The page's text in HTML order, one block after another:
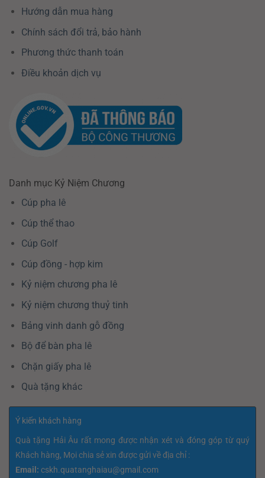
Hướng dẫn mua hàng
Chính sách đổi trả, bảo hành
Phương thức thanh toán
Điều khoản dịch vụ
Danh mục Kỷ Niệm Chương
Cúp pha lê
Cúp thể thao
Cúp Golf
Cúp đồng - hợp kim
Kỷ niệm chương pha lê
Kỷ niệm chương thuỷ tinh
Bảng vinh danh gỗ đồng
Bộ để bàn pha lê
Chặn giấy pha lê
Quà tặng khác
Ý kiến khách hàng
Quà tặng Hải Âu rất mong được nhận xét và đóng góp từ quý
Khách hàng, Mọi chia sẻ xin được gửi về địa chỉ :
Email: cskh.quatanghaiau@gmail.com